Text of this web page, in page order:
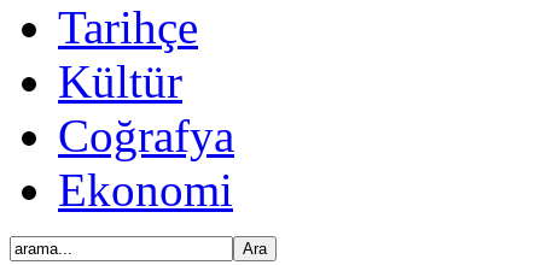
Tarihçe
Kültür
Coğrafya
Ekonomi